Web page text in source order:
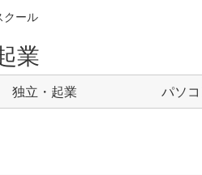
クール
業
独立・起業 パソ